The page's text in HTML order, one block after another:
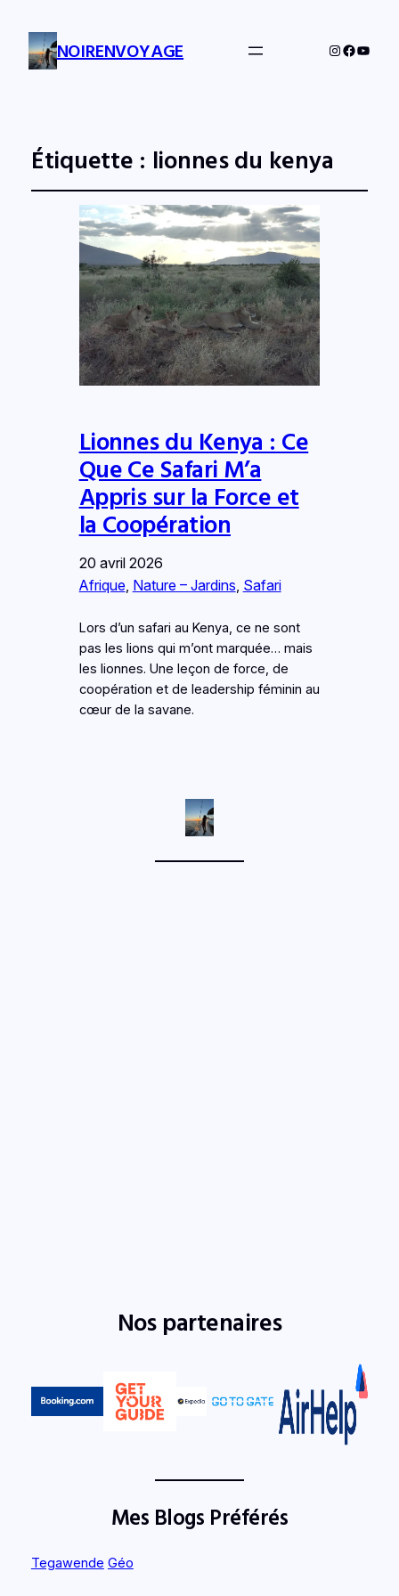
NOIRENVOYAGE Instagram
Étiquette : lionnes du kenya
Lionnes du Kenya : Ce
Que Ce Safari M’a
Appris sur la Force et
la Coopération
20 avril 2026
Afrique, Nature – Jardins Safari
Lors d’un safari au Kenya, ce ne sont
pas les lions qui m’ont marquée… mais
les lionnes. Une leçon de force, de
coopération et de leadership féminin au
cœur de la savane.
Nos partenaires
Mes Blogs Préférés
Tegawende Géo